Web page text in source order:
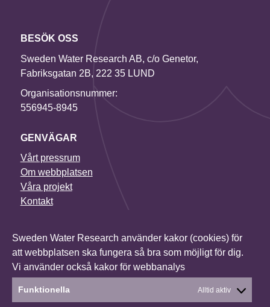
Sweden Water Research använder kakor (cookies) för
att webbplatsen ska fungera så bra som möjligt för dig.
Vi använder också kakor för webbanalys
Funktionella Alltid aktiv
BESÖK OSS
Sweden Water Research AB, c/o Genetor,
Fabriksgatan 2B, 222 35 LUND
Organisationsnummer:
556945-8945
GENVÄGAR
Vårt pressrum
Om webbplatsen
Våra projekt
Kontakt
I vårt nyhetsbrev får du senaste nytt om alla våra
projekt, vilka konferenser vi deltar i och mycket annat.
Anmäl dig till vårt nyhetsbrev